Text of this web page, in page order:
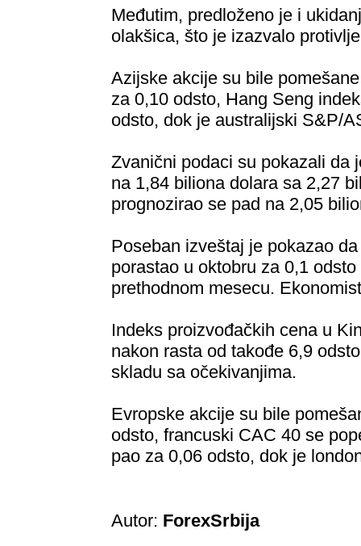
Međutim, predloženo je i
olakšica, što je izazvalo
Azijske akcije su bile
za 0,10 odsto, Hang Seng
odsto, dok je australijski S&P/
Zvanični podaci su pokazali da
na 1,84 biliona dolara sa 2,27
prognozirao se pad na 2,05
Poseban izveštaj je pokazao
porastao u oktobru za 0,1
prethodnom mesecu.
Indeks proizvođačkih cena u
nakon rasta od takođe 6,9
skladu sa očekivanjima.
Evropske akcije su bile
odsto, francuski CAC 40 se
pao za 0,06 odsto, dok je
Autor: ForexSrbija